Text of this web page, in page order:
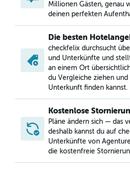
Millionen Gästen, genau
deinen perfekten
Die besten
checkfelix durchsucht
und Unterkünfte und
an einem Ort
du Vergleiche ziehen
Unterkunft finden kannst.
Kostenlose
Pläne ändern sich — das
deshalb kannst du auf
Unterkünfte von
die kostenfreie